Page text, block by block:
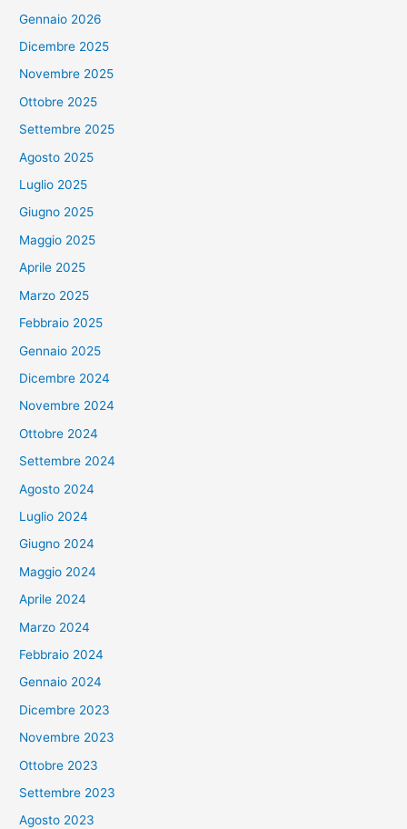
Gennaio 2026
Dicembre 2025
Novembre 2025
Ottobre 2025
Settembre 2025
Agosto 2025
Luglio 2025
Giugno 2025
Maggio 2025
Aprile 2025
Marzo 2025
Febbraio 2025
Gennaio 2025
Dicembre 2024
Novembre 2024
Ottobre 2024
Settembre 2024
Agosto 2024
Luglio 2024
Giugno 2024
Maggio 2024
Aprile 2024
Marzo 2024
Febbraio 2024
Gennaio 2024
Dicembre 2023
Novembre 2023
Ottobre 2023
Settembre 2023
Agosto 2023